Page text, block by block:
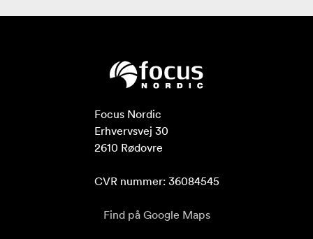
Focus Nordic
Erhvervsvej 30
2610 Rødovre
CVR nummer: 36084545
Find på Google Maps